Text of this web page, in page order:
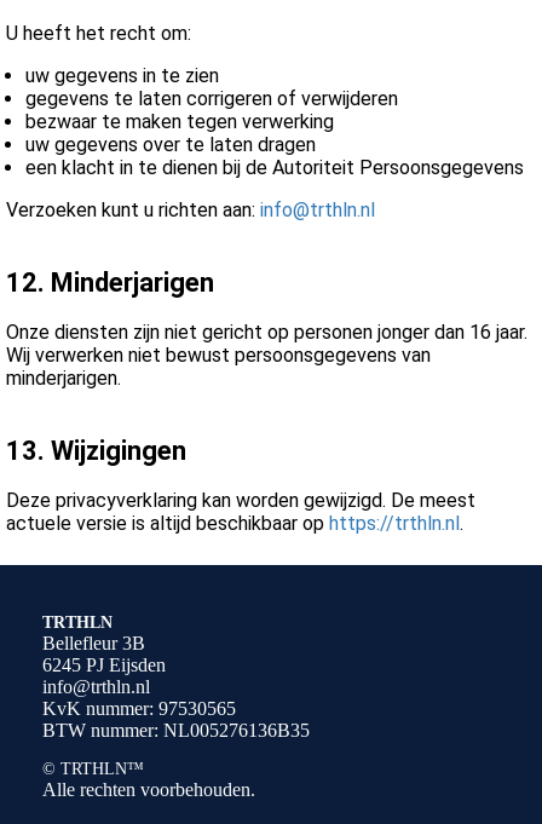
U heeft het recht om:
uw gegevens in te zien
gegevens te laten corrigeren of verwijderen
bezwaar te maken tegen verwerking
uw gegevens over te laten dragen
een klacht in te dienen bij de Autoriteit Persoonsgegevens
Verzoeken kunt u richten aan: info@trthln.nl
12. Minderjarigen
Onze diensten zijn niet gericht op personen jonger dan 16 jaar.
Wij verwerken niet bewust persoonsgegevens van
minderjarigen.
13. Wijzigingen
Deze privacyverklaring kan worden gewijzigd. De meest
actuele versie is altijd beschikbaar op https://trthln.nl.
TRTHLN
Bellefleur 3B
6245 PJ Eijsden
info@trthln.nl
KvK nummer: 97530565
BTW nummer: NL005276136B35
© TRTHLN™
Alle rechten voorbehouden.